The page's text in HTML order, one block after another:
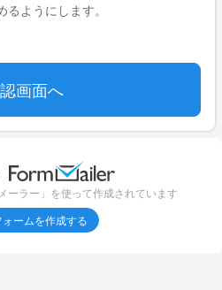
ようにします。
ーラー」を使って作成されています
ームを作成する